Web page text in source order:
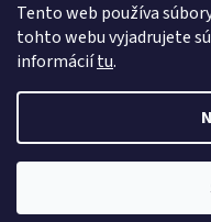
Tento web používa
tohto webu vyjadrujete
informáciítu.
Sledovať na
Copyright 2026